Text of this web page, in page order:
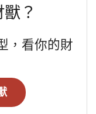
？
，看你的財